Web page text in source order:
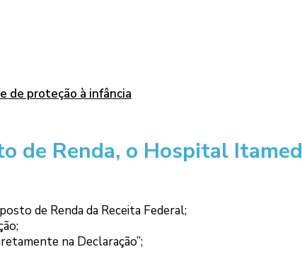
de proteção à infância
de Renda, o Hospital Itamed
de Renda da Receita Federal;
na Declaração”;